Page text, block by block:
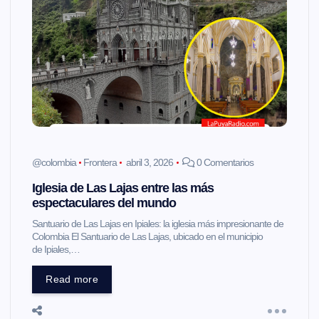
@colombia Frontera abril 3, 2026 0 Comentarios
Iglesia de Las Lajas entre las más
espectaculares del mundo
Santuario de Las Lajas en Ipiales: la iglesia más impresionante de
Colombia El Santuario de Las Lajas, ubicado en el municipio
de Ipiales,…
Read more